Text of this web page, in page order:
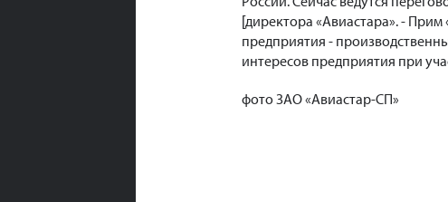
[директора «Авиастара». -
предприятия -
интересов предприятия при
фото ЗАО «Авиастар-СП»